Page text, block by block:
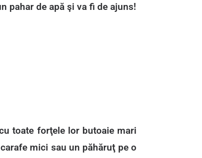
pahar de apă şi va fi de ajuns!
toate forţele lor butoaie mari
mici sau un păhăruţ pe o